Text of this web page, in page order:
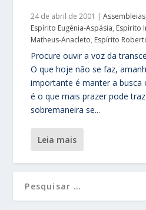
24 de abril de 2001 |Assembleias
Espírito Eugênia-Aspásia, Espírito
Matheus-Anacleto, Espírito
Procure ouvir a voz da
O que hoje não se faz,
importante é manter a busca
é o que mais prazer pode
sobremaneira se...
leia mais